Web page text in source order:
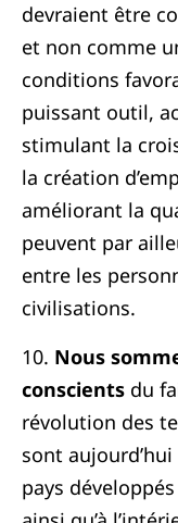
devraient être
et non comme
conditions
puissant outil,
stimulant la
la création
améliorant la
peuvent par
entre les
civilisations.
10. Nous
conscients du
révolution des
sont
pays